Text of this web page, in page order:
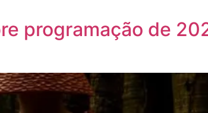
programação de